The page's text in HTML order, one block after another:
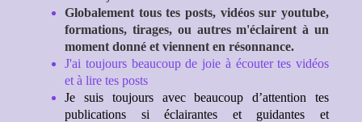
Globalement tous tes posts, vidéos sur youtube,
formations, tirages, ou autres m'éclairent à un
moment donné et viennent en résonnance.
J'ai toujours beaucoup de joie à écouter tesvidéos
et à lire tes posts
Je suis toujours avec beaucoup d’attention tes
publications si éclairantes et guidantes et